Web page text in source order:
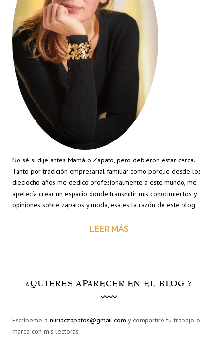
No sé si dije antes Mamá o Zapato, pero debieron estar cerca.
Tanto por tradición empresarial familiar como porque desde los
dieciocho años me dedico profesionalmente a este mundo, me
apetecía crear un espacio donde transmitir mis conocimientos y
opiniones sobre zapatos y moda, esa es la razón de este blog.
LEER MÁS
¿QUIERES APARECER EN EL BLOG ?
Escríbeme a nuriaczapatos@gmail.com y compartiré tu trabajo o
marca con mis lectoras